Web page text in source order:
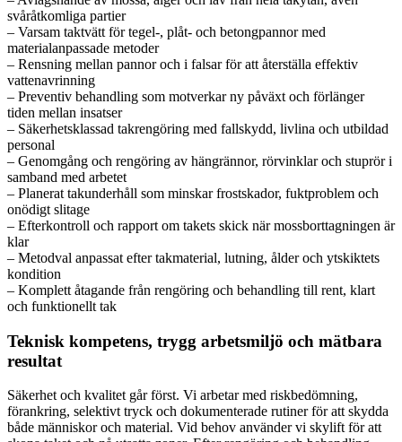
svåråtkomliga partier
– Varsam taktvätt för tegel-, plåt- och betongpannor med
materialanpassade metoder
– Rensning mellan pannor och i falsar för att återställa effektiv
vattenavrinning
– Preventiv behandling som motverkar ny påväxt och förlänger
tiden mellan insatser
– Säkerhetsklassad takrengöring med fallskydd, livlina och utbildad
personal
– Genomgång och rengöring av hängrännor, rörvinklar och stuprör i
samband med arbetet
– Planerat takunderhåll som minskar frostskador, fuktproblem och
onödigt slitage
– Efterkontroll och rapport om takets skick när mossborttagningen är
klar
– Metodval anpassat efter takmaterial, lutning, ålder och ytskiktets
kondition
– Komplett åtagande från rengöring och behandling till rent, klart
och funktionellt tak
Teknisk kompetens, trygg arbetsmiljö och mätbara
resultat
Säkerhet och kvalitet går först. Vi arbetar med riskbedömning,
förankring, selektivt tryck och dokumenterade rutiner för att skydda
både människor och material. Vid behov använder vi skylift för att